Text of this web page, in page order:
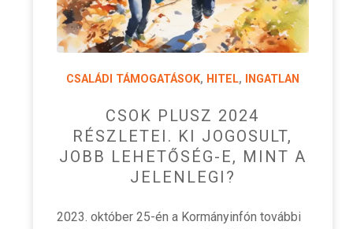
CSALÁDI TÁMOGATÁSOK, HITEL, INGATLAN
CSOK PLUSZ 2024
RÉSZLETEI. KI JOGOSULT,
JOBB LEHETŐSÉG-E, MINT A
JELENLEGI?
2023. október 25-én a Kormányinfón további